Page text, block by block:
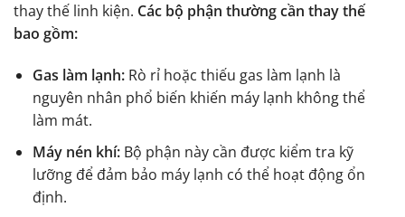
thay thế linh kiện. Các bộ phận thường cần thay thế
bao gồm:
Gas làm lạnh:Rò rỉ hoặc thiếu gas làm lạnh là
nguyên nhân phổ biến khiến máy lạnh không thể
làm mát.
Máy nén khí:Bộ phận này cần được kiểm tra kỹ
lưỡng để đảm bảo máy lạnh có thể hoạt động ổn
định.